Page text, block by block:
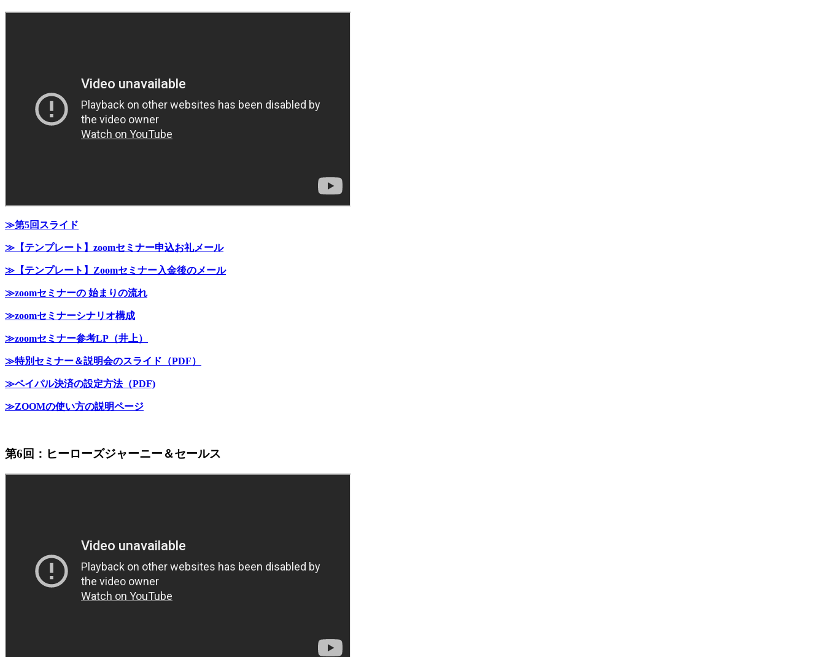
≫第5回スライド
≫【テンプレート】zoomセミナー申込お礼メール
≫【テンプレート】Zoomセミナー入金後のメール
≫zoomセミナーの 始まりの流れ
≫zoomセミナーシナリオ構成
≫zoomセミナー参考LP（井上）
≫特別セミナー＆説明会のスライド（PDF）
≫ペイパル決済の設定方法（PDF)
≫ZOOMの使い方の説明ページ
第6回：ヒーローズジャーニー＆セールス